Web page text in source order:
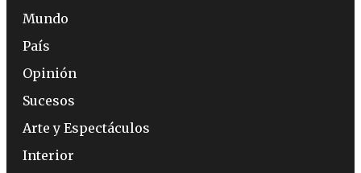
Mundo
País
Opinión
Sucesos
Arte y Espectáculos
Interior